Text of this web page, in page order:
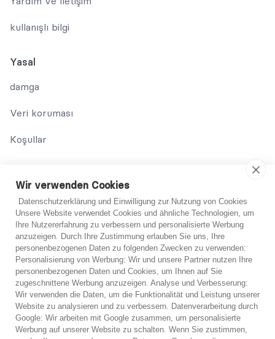
Emin değil?
Emin değilseniz uzmanlarımızdan birinden ücretsiz
telefon danışmanlığı alabilirsiniz.
kullanışlı bilgi
Yasal
damga
Veri koruması
Koşullar
02131 708 42 70
support@abo-hilfe.de
© 2021 abo-hilfe.de
*Not: abo-hilfe.de bilgilendirici bir web sitesi olarak hizmet
vermektedir. Tüketici, tüketicinin korunması konusunda bilgi ve
ipuçları ve püf noktaları alır. Bilgi tüketiciye iletilebilir ve anket
Wir verwenden Cookies
Datenschutzerklärung und Einwilligung zur Nutzung von Cookies
Unsere Website verwendet Cookies und ähnliche Technologien, um
Ihre Nutzererfahrung zu verbessern und personalisierte Werbung
anzuzeigen. Durch Ihre Zustimmung erlauben Sie uns, Ihre
personenbezogenen Daten zu folgenden Zwecken zu verwenden:
Personalisierung von Werbung: Wir und unsere Partner nutzen Ihre
personenbezogenen Daten und Cookies, um Ihnen auf Sie
zugeschnittene Werbung anzuzeigen. Analyse und Verbesserung:
Wir verwenden die Daten, um die Funktionalität und Leistung unserer
Website zu analysieren und zu verbessern. Datenverarbeitung durch
Google: Wir arbeiten mit Google zusammen, um personalisierte
Werbung auf unserer Website zu schalten. Wenn Sie zustimmen,